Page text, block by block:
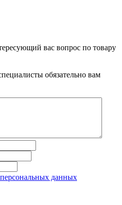
вас вопрос по товару
обязательно вам
данных